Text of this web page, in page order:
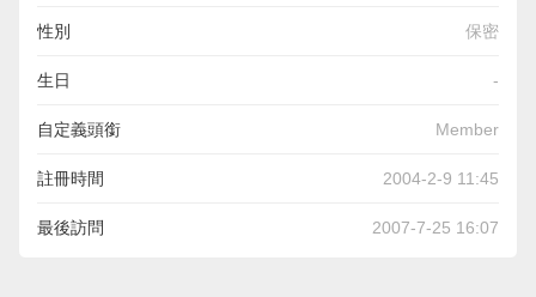
性別 保密
生日 -
自定義頭銜 Member
註冊時間 2004-2-9 11:45
最後訪問 2007-7-25 16:07